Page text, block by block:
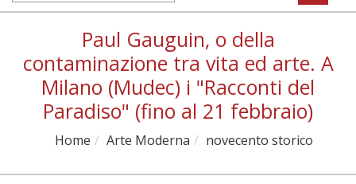
Paul Gauguin, o della
contaminazione tra vita ed arte. A
Milano (Mudec) i "Racconti del
Paradiso" (fino al 21 febbraio)
Home Arte Moderna novecento storico